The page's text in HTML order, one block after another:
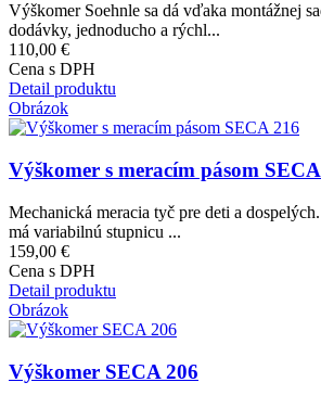
Výškomer Soehnle sa dá vďaka montážnej
dodávky, jednoducho a rýchl...
110,00 €
Cena s DPH
Detail produktu
Obrázok
Výškomer s meracím pásom
Mechanická meracia tyč pre deti a
má variabilnú stupnicu ...
159,00 €
Cena s DPH
Detail produktu
Obrázok
Výškomer SECA 206